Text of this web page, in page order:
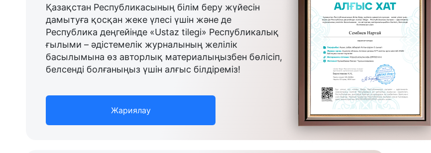
Қазақстан Республикасының білім беру жүйесін
дамытуға қосқан жеке үлесі үшін және де
Республика деңгейінде «Ustaz tilegi» Республикалық
ғылыми – әдістемелік журналының желілік
басылымына өз авторлық материалыңызбен бөлісіп,
белсенді болғаныңыз үшін алғыс білдіреміз!
Жариялау